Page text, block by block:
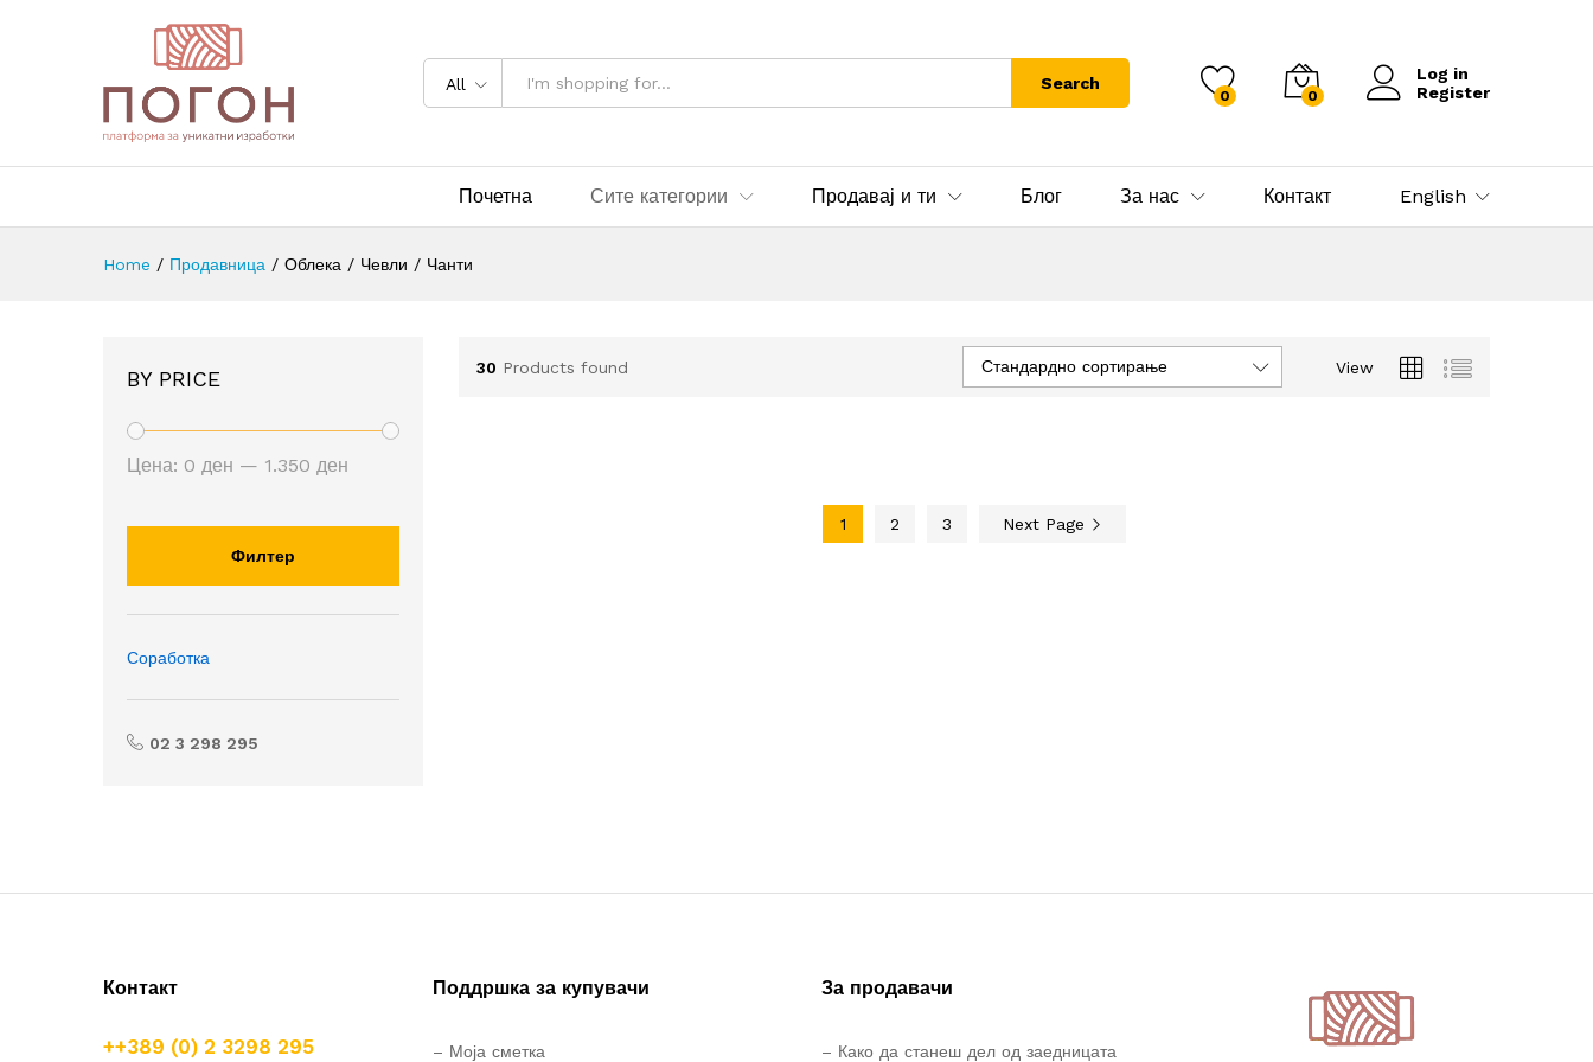
All Search
0 0
Log in
Register
Почетна Сите категории Продавај и ти Блог За нас Контакт English
Home / Продавница / Облека / Чевли / Чанти
30 Products found View
Стандардно сортирање
1 2 3 Next Page
BY PRICE
Филтер
Цена: 0 ден — 1.350 ден
Соработка
02 3 298 295
Контакт
++389 (0) 2 3298 295
Поддршка за купувачи
– Моја сметка
За продавачи
– Како да станеш дел од заедницата